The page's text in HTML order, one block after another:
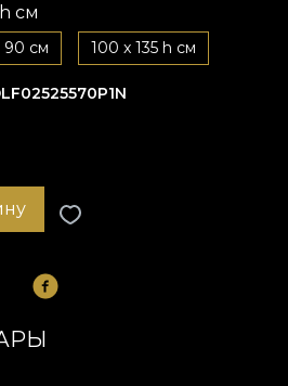
см
90 см 100 x 135 h см